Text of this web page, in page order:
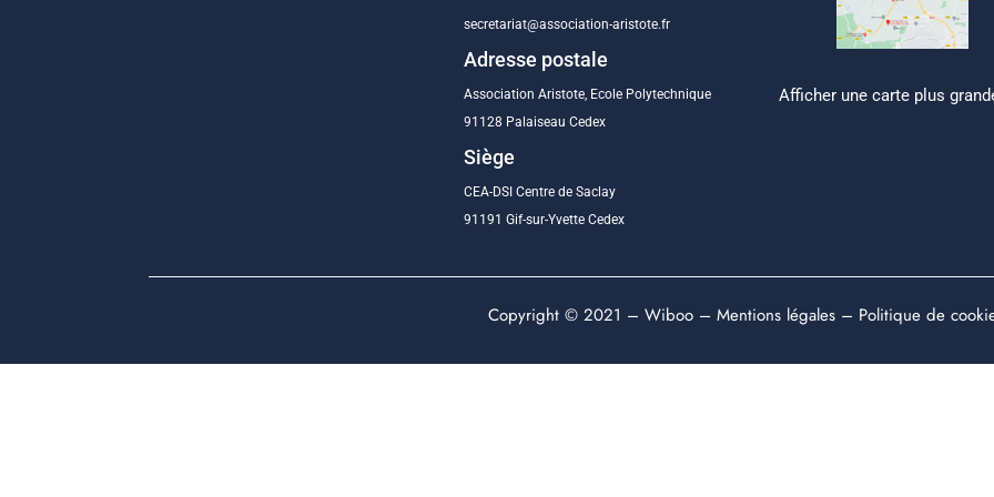
secretariat@association-aristote.fr
Adresse postale
Association Aristote, Ecole Polytechnique
91128 Palaiseau Cedex
Siège
CEA-DSI Centre de Saclay
91191 Gif-sur-Yvette Cedex
Afficher une carte plus
Copyright © 2021 – Wiboo– Mentions légales– Politique de